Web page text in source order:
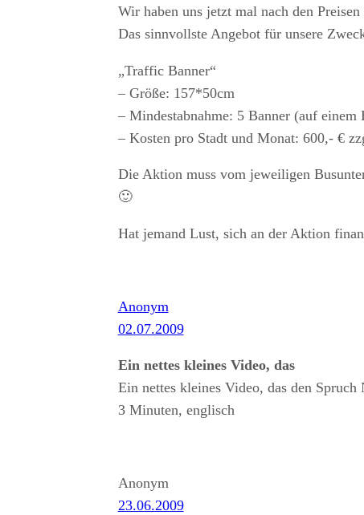
Wir haben uns jetzt mal nach den
Das sinnvollste Angebot für unsere
„Traffic Banner“
– Größe: 157*50cm
– Mindestabnahme: 5 Banner (auf einem
– Kosten pro Stadt und Monat: 600,- €
Die Aktion muss vom jeweiligen
🙂
Hat jemand Lust, sich an der Aktion
Anonym
02.07.2009
Ein nettes kleines Video, das
Ein nettes kleines Video, das den
3 Minuten, englisch
Anonym
23.06.2009